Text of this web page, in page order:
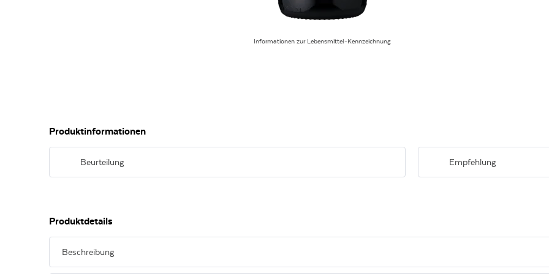
Informationen zur Lebensmittel-Kennzeichnung
Produktinformationen
Beurteilung Empfehlung
Produktdetails
Beschreibung